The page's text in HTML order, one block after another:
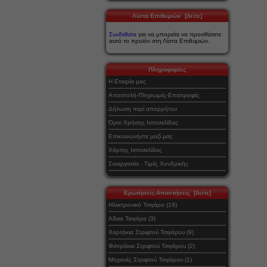
Λίστα Επιθυμιών [δείτε]
Συνδεθείτε για να μπορείτε να προσθέσετε
αυτό το προϊόν στη Λίστα Επιθυμιών.
Πληροφορίες
Η Εταιρία μας
Αποστολή-Πληρωμές-Επιστροφές
Δήλωση περί απορρήτου
Όροι Χρήσης Ιστοσελίδας
Επικοινωνήστε μαζί μας
Χάρτης Ιστοσελίδας
Συνεργασία - Τιμές Χονδρικής
Ερωτήσεις-Απαντήσεις [δείτε]
Ηλεκτρονικό Τσιγάρο (16)
Αδεια Τσιγάρα (3)
Χαρτάκια Στριφτού Τσιγάρου (9)
Φιλτράκια Στριφτού Τσιγάρου (2)
Μηχανές Στριφτού Τσιγάρου (1)